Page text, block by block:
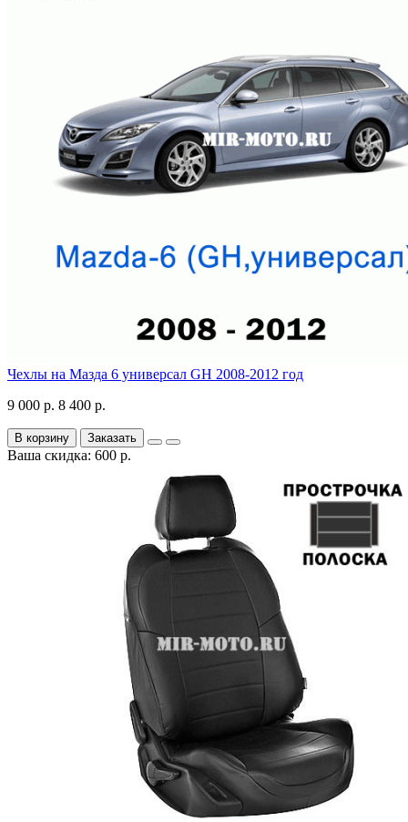
Чехлы на Мазда 6 универсал GH 2008-2012 год
9 000 р. 8 400 р.
В корзину Заказать
Ваша скидка: 600 р.